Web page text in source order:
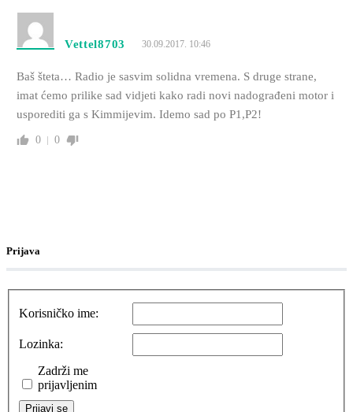
Vettel8703 30.09.2017. 10:46
Baš šteta… Radio je sasvim solidna vremena. S druge strane,
imat ćemo prilike sad vidjeti kako radi novi nadograđeni motor i
usporediti ga s Kimmijevim. Idemo sad po P1,P2!
0 0
Prijava
Korisničko ime:
Lozinka:
Zadrži me
prijavljenim
Prijavi se